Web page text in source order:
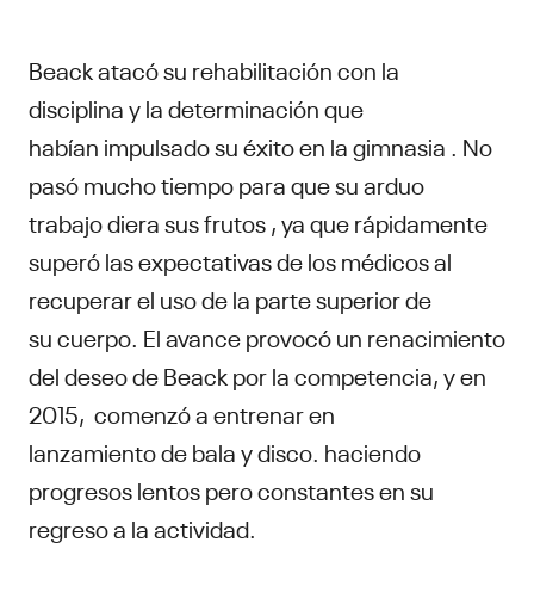
Beack atacó su rehabilitación con la
disciplina y la determinación que
habían impulsado su éxito en la gimnasia . No
pasó mucho tiempo para que su arduo
trabajo diera sus frutos , ya que rápidamente
superó las expectativas de los médicos al
recuperar el uso de la parte superior de
su cuerpo. El avance provocó un renacimiento
del deseo de Beack por la competencia, y en
2015, comenzó a entrenar en
lanzamiento de bala y disco. haciendo
progresos lentos pero constantes en su
regreso a la actividad.